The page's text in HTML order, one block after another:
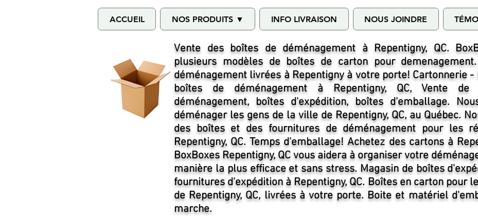
ACCUEIL NOS PRODUITS ▼ INFO LIVRAISON NOUS JOINDRE
Vente des boîtes de déménagement à Repentigny, QC.
plusieurs modèles de boîtes de carton pour
déménagement livrées à Repentigny à votre porte! Cartonnerie -
boîtes de déménagement à Repentigny, QC, Vente
déménagement, boîtes d'expédition, boîtes d'emballage.
déménager les gens de la ville de Repentigny, QC, au Québec.
des boîtes et des fournitures de déménagement pour les
Repentigny, QC. Temps d'emballage! Achetez des cartons à
BoxBoxes Repentigny, QC vous aidera à organiser votre
manière la plus efficace et sans stress. Magasin de boîtes
fournitures d'expédition à Repentigny, QC. Boîtes en carton pour
de Repentigny, QC, livrées à votre porte. Boite et matériel
marche.